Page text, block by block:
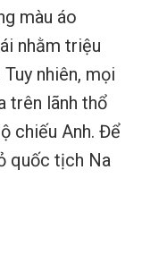
màu áo
nhằm triệu
nhiên, mọi
trên lãnh thổ
chiếu Anh. Để
quốc tịch Na